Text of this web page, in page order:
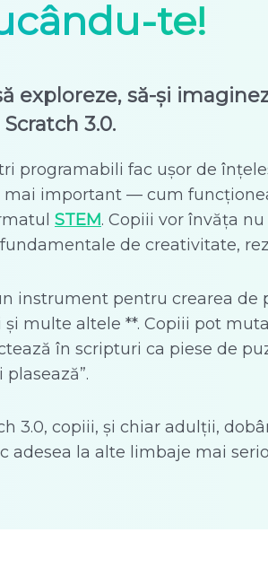
te!
exploreze, să-și
3.0.
programabili fac ușor de
mai important — cum
STEM. Copiii vor învăța
de creativitate,
instrument pentru crearea de
multe altele **. Copiii pot
în scripturi ca piese de
3.0, copiii, și chiar adulții,
adesea la alte limbaje mai